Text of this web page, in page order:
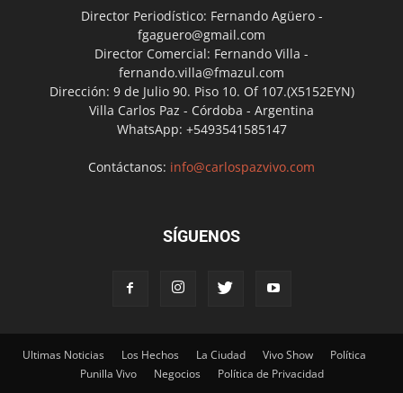
Director Periodístico: Fernando Agüero -
fgaguero@gmail.com
Director Comercial: Fernando Villa -
fernando.villa@fmazul.com
Dirección: 9 de Julio 90. Piso 10. Of 107.(X5152EYN)
Villa Carlos Paz - Córdoba - Argentina
WhatsApp: +5493541585147
Contáctanos: info@carlospazvivo.com
SÍGUENOS
Ultimas Noticias Los Hechos La Ciudad Vivo Show
Política
Punilla Vivo
Negocios Política de Privacidad